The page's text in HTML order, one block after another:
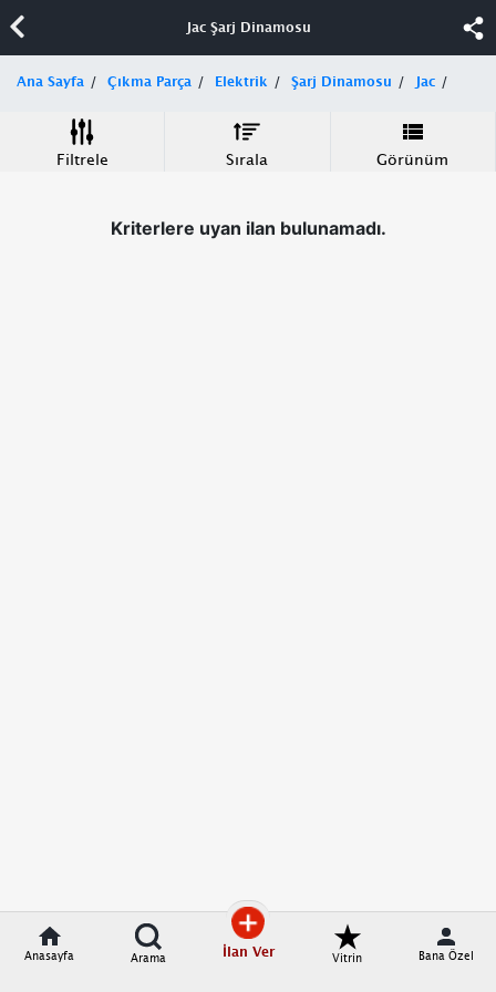
Jac Şarj Dinamosu
Ana Sayfa Çıkma Parça Elektrik Şarj Dinamosu Jac
Filtrele Sırala Görünüm
Kriterlere uyan ilan bulunamadı.
Anasayfa Arama İlan Ver Vitrin Bana Özel